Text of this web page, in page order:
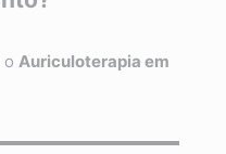
o Auriculoterapia em